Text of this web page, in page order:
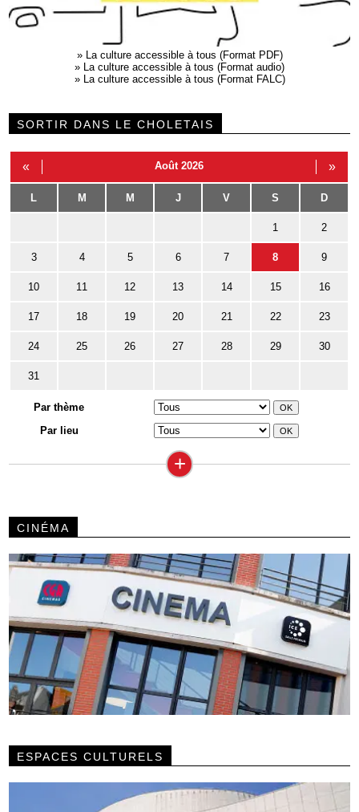
» La culture accessible à tous (Format PDF)
» La culture accessible à tous (Format audio)
» La culture accessible à tous (Format FALC)
SORTIR DANS LE CHOLETAIS
« Août 2026 »
L M M J V S D
1 2
3 4 5 6 7 8 9
10 11 12 13 14 15 16
17 18 19 20 21 22 23
24 25 26 27 28 29 30
31
Par thème
Par lieu
+
CINÉMA
ESPACES CULTURELS